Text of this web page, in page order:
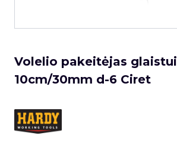
Volelio pakeitėjas glaistui
10cm/30mm d-6 Ciret